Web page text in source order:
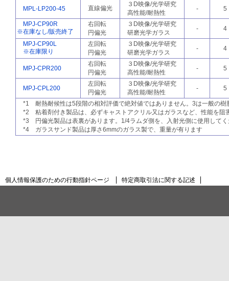
MPL-LP200-45 直線偏光
３D映像/光学研究
高性能/耐熱性
- 5
MPJ-CP90R
※在庫なし/販売終了
右回転
円偏光
３D映像/光学研究
研磨光学ガラス
- 4
MPJ-CP90L
※在庫限り
左回転
円偏光
３D映像/光学研究
研磨光学ガラス
- 4
MPJ-CPR200
右回転
円偏光
３D映像/光学研究
高性能/耐熱性
- 5
MPJ-CPL200
左回転
円偏光
３D映像/光学研究
高性能/耐熱性
- 5
*1 耐熱耐候性は5段階の相対評価で絶対値ではありません。3は一般の樹
*2 粘着剤付き製品は、必ずキャストアクリル又はガラスなど、性能を阻
*3 円偏光製品は表裏があります。1/4ラムダ側を、入射光側に使用してく
*4 ガラスサンド製品は厚さ6mmのガラス製で、重量が有ります
個人情報保護のための行動指針ページ 特定商取引法に関する記述